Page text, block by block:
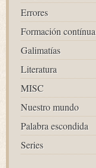
Errores
Formación contínua
Galimatías
Literatura
MISC
Nuestro mundo
Palabra escondida
Series